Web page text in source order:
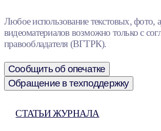
Любое использование текстовых, фото,
видеоматериалов возможно только с
правообладателя (ВГТРК).
Сообщить об опечатке
Обращение в техподдержку
СТАТЬИ ЖУРНАЛА